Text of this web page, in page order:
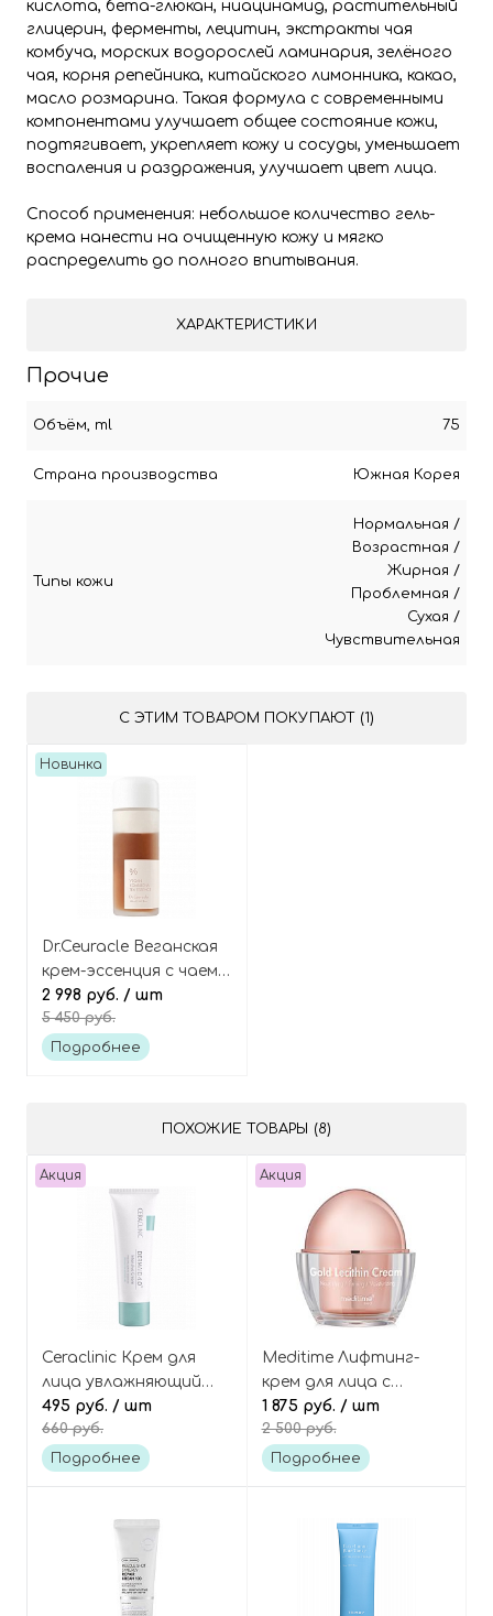
кислота, бета-глюкан, ниацинамид, растительный
глицерин, ферменты, лецитин, экстракты чая
комбуча, морских водорослей ламинария, зелёного
чая, корня репейника, китайского лимонника, какао,
масло розмарина. Такая формула с современными
компонентами улучшает общее состояние кожи,
подтягивает, укрепляет кожу и сосуды, уменьшает
воспаления и раздражения, улучшает цвет лица.
Способ применения: небольшое количество гель-
крема нанести на очищенную кожу и мягко
распределить до полного впитывания.
ХАРАКТЕРИСТИКИ
Прочие
Объём, ml 75
Страна производства Южная Корея
Типы кожи
Нормальная /
Возрастная /
Жирная /
Проблемная /
Сухая /
Чувствительная
С ЭТИМ ТОВАРОМ ПОКУПАЮТ (1)
Новинка
Dr.Ceuracle Веганская
крем-эссенция с чаем
комбуча, Vegan
kombucha tea essence
2 998 руб. / шт
5 450 руб.
Подробнее
ПОХОЖИЕ ТОВАРЫ (8)
Акция
Ceraclinic Крем для
лица увлажняющий
Dermaid 4.0 intensive
cream
495 руб. / шт
660 руб.
Подробнее
Акция
Meditime Лифтинг-
крем для лица с
лецитином,
пептидами и
золотом, Neo Gold
1 875 руб. / шт
2 500 руб.
Подробнее